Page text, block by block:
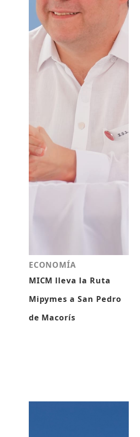
ECONOMÍA
MICM lleva la Ruta
Mipymes a San Pedro
de Macorís